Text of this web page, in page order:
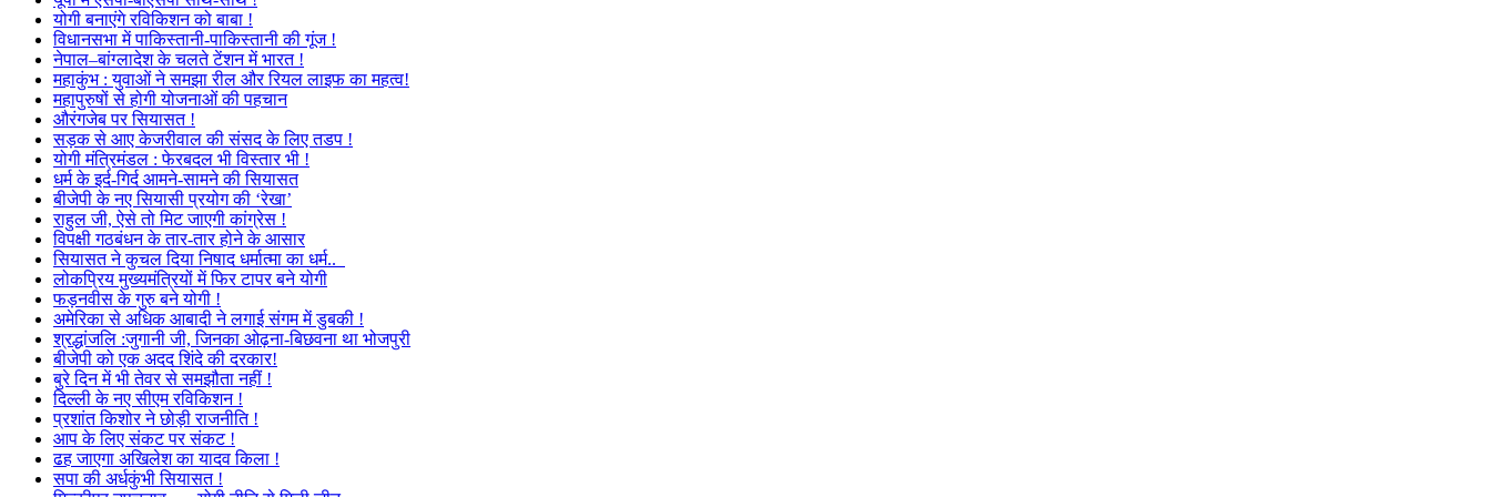
योगी बनाएंगे रविकिशन को बाबा !
विधानसभा में पाकिस्तानी-पाकिस्तानी की गूंज !
नेपाल–बांग्लादेश के चलते टेंशन में भारत !
महाकुंभ : युवाओं ने समझा रील और रियल लाइफ का महत्व!
महापुरुषों से होगी योजनाओं की पहचान
औरंगजेब पर सियासत !
सड़क से आए केजरीवाल की संसद के लिए तडप !
योगी मंत्रिमंडल : फेरबदल भी विस्तार भी !
धर्म के इर्द-गिर्द आमने-सामने की सियासत
बीजेपी के नए सियासी प्रयोग की ‘रेखा’
राहुल जी, ऐसे तो मिट जाएगी कांग्रेस !
विपक्षी गठबंधन के तार-तार होने के आसार
सियासत ने कुचल दिया निषाद धर्मात्मा का धर्म..
लोकप्रिय मुख्यमंत्रियों में फिर टापर बने योगी
फड़नवीस के गुरु बने योगी !
अमेरिका से अधिक आबादी ने लगाई संगम में डुबकी !
श्रद्धांजलि :जुगानी जी, जिनका ओढ़ना-बिछवना था भोजपुरी
बीजेपी को एक अदद शिंदे की दरकार!
बुरे दिन में भी तेवर से समझौता नहीं !
दिल्ली के नए सीएम रविकिशन !
प्रशांत किशोर ने छोड़ी राजनीति !
आप के लिए संकट पर संकट !
ढह जाएगा अखिलेश का यादव किला !
सपा की अर्धकुंभी सियासत !